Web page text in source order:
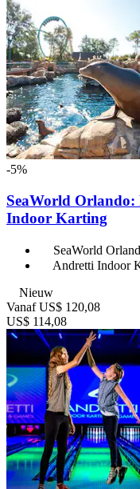
-5%
SeaWorld
Indoor Karting
SeaWorld
Andretti Indoor
Nieuw
Vanaf US$ 120,08
US$ 114,08